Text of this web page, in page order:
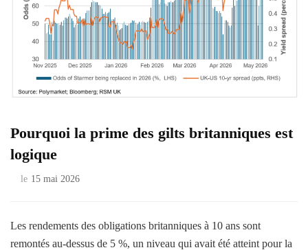
Pourquoi la prime des gilts britanniques est
logique
le 15 mai 2026
Les rendements des obligations britanniques à 10 ans sont
remontés au-dessus de 5 %, un niveau qui avait été atteint pour la